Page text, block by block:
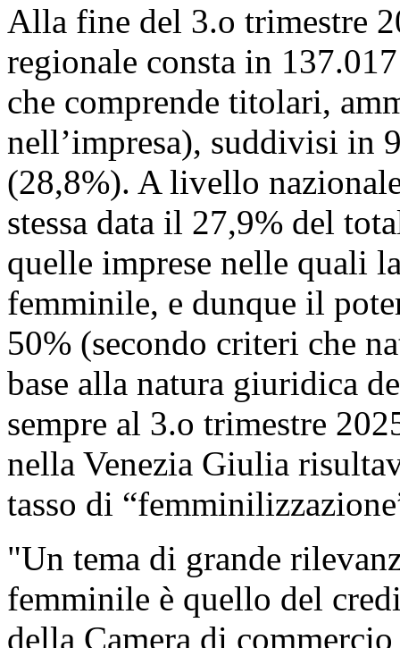
Alla fine del 3.o trimestre
regionale consta in
che comprende titolari,
nell’impresa), suddivisi in
(28,8%). A livello
stessa data il 27,9% del
quelle imprese nelle quali
femminile, e dunque il
50% (secondo criteri che
base alla natura giuridica
sempre al 3.o trimestre
nella Venezia Giulia
tasso di
"Un tema di grande
femminile è quello del
della Camera di